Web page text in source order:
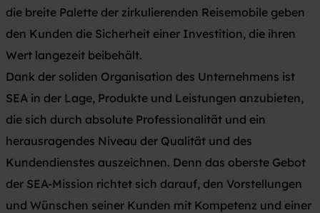
die breite Palette der zirkulierenden Reisemobile geben
den Kunden die Sicherheit einer Investition, die ihren
Wert langezeit beibehält.
Dank der soliden Organisation des Unternehmens ist
SEA in der Lage, Produkte und Leistungen anzubieten,
die sich durch absolute Professionalität und ein
herausragendes Niveau der Qualität und des
Kundendienstes auszeichnen. Denn das oberste Gebot
der SEA-Mission richtet sich darauf, den Vorstellungen
und Wünschen seiner Kunden mit Kompetenz und einer